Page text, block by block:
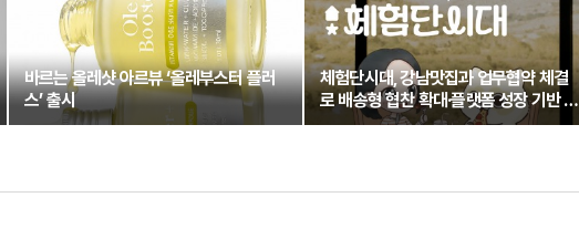
바르는 올레샷 아르뷰 ‘올레부스터 플러
스’ 출시
체험단시대, 강남맛집과 업무협약 체결
로 배송형 협찬 확대·플랫폼 성장 기반 강
화